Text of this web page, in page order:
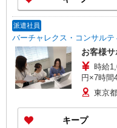
派遣社員
バーチャレクス・コンサルテ
お客様
時給1,600円〜 ★月
円×7時間45分
ィブ7万
月継続勤
す！
東京
キープ